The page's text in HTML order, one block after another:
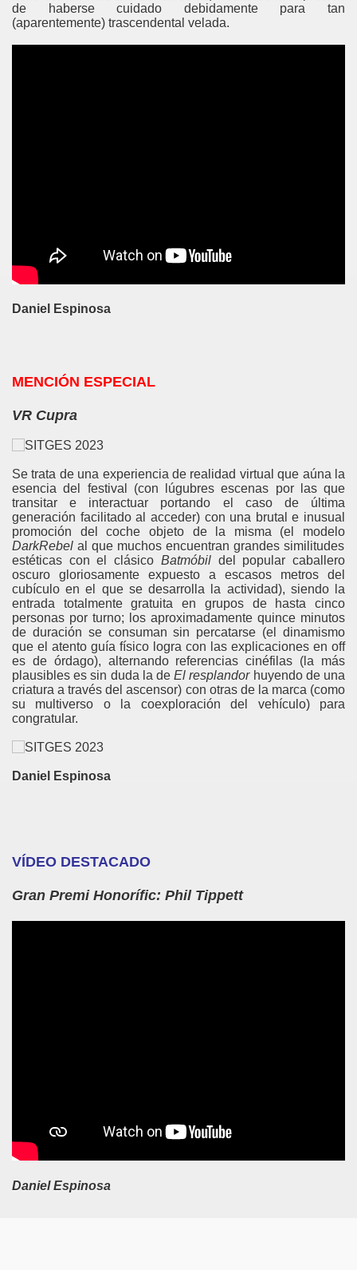
de haberse cuidado debidamente para tan
(aparentemente) trascendental velada.
Daniel Espinosa
MENCIÓN ESPECIAL
VR Cupra
Se trata de una experiencia de realidad virtual que aúna la
esencia del festival (con lúgubres escenas por las que
transitar e interactuar portando el caso de última
generación facilitado al acceder) con una brutal e inusual
promoción del coche objeto de la misma (el modelo
DarkRebel al que muchos encuentran grandes similitudes
estéticas con el clásico Batmóbildel popular caballero
oscuro gloriosamente expuesto a escasos metros del
cubículo en el que se desarrolla la actividad), siendo la
entrada totalmente gratuita en grupos de hasta cinco
personas por turno; los aproximadamente quince minutos
de duración se consuman sin percatarse (el dinamismo
que el atento guía físico logra con las explicaciones en off
es de órdago), alternando referencias cinéfilas (la más
plausibles es sin duda la deEl resplandorhuyendo de una
criatura a través del ascensor) con otras de la marca (como
su multiverso o la coexploración del vehículo) para
congratular.
Daniel Espinosa
VÍDEO DESTACADO
Gran Premi Honorífic: Phil Tippett
Daniel Espinosa